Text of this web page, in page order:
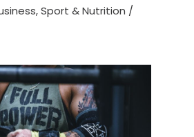
,Sport & Nutrition /